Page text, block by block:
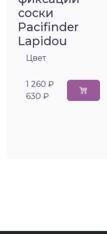
соски
Pacifinder
Lapidou
Цвет
1 260 ₽
630 ₽